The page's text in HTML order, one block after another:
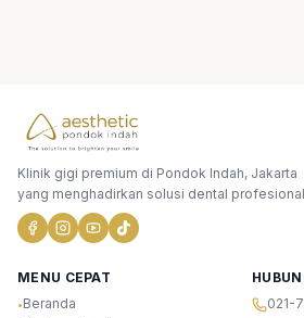
Klinik gigi premium di Pondok Indah, Jakarta
yang menghadirkan solusi dental
MENU CEPAT
•Beranda
021-